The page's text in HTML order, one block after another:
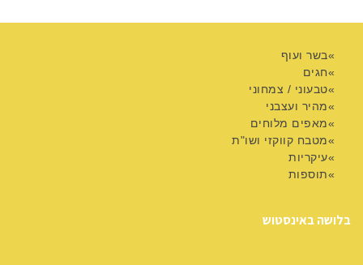
בשר ועוף
חגים
טבעוני / צמחוני
מהיר ועצבני
מאפים מלוחים
מטבח קווקזי ושו"ת
עיקריות
תוספות
בלושה באינסטוש